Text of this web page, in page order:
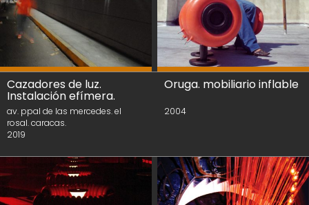
Cazadores de luz.
Instalación efímera.
av. ppal de las mercedes. el
rosal. caracas.
2019
Oruga. mobiliario inflable
2004